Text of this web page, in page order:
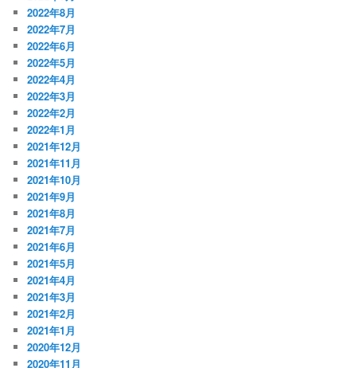
2022年8月
2022年7月
2022年6月
2022年5月
2022年4月
2022年3月
2022年2月
2022年1月
2021年12月
2021年11月
2021年10月
2021年9月
2021年8月
2021年7月
2021年6月
2021年5月
2021年4月
2021年3月
2021年2月
2021年1月
2020年12月
2020年11月